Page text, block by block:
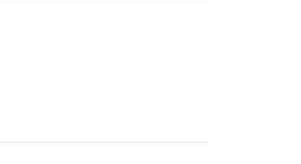
卡、不需儲值。
證，即可結帳。